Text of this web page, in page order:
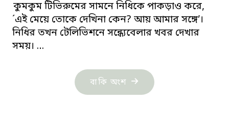
কুমকুম টিভিরুমের সামনে নিধিকে পাকড়াও করে,
´এই মেয়ে তোকে দেখিনা কেন? আয় আমার সঙ্গে’।
নিধির তখন টেলিভিশনে সন্ধ্যেবেলার খবর দেখার
সময়। …
বাকি অংশ "নাহার
মনিকা: